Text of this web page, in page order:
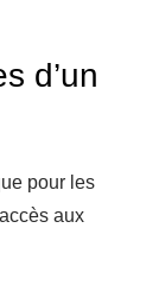
d’un
pour les
aux